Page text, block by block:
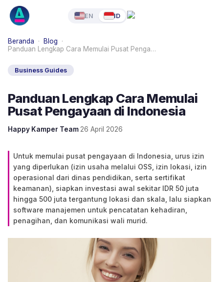
EN ID
Beranda · Blog
·
Panduan Lengkap Cara Memulai Pusat Penga…
Business Guides
Panduan Lengkap Cara Memulai
Pusat Pengayaan di Indonesia
Happy Kamper Team 26 April 2026
Untuk memulai pusat pengayaan di Indonesia, urus izin
yang diperlukan (izin usaha melalui OSS, izin lokasi, izin
operasional dari dinas pendidikan, serta sertifikat
keamanan), siapkan investasi awal sekitar IDR 50 juta
hingga 500 juta tergantung lokasi dan skala, lalu siapkan
software manajemen untuk pencatatan kehadiran,
penagihan, dan komunikasi wali murid.